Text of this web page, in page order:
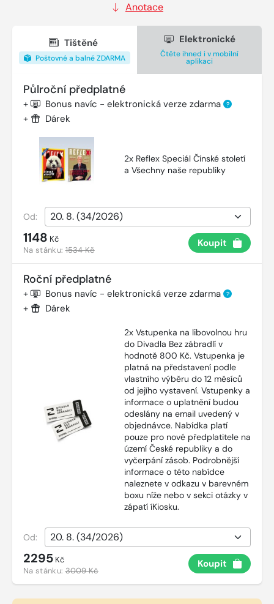
Anotace
Tištěné
Poštovné a balné ZDARMA
Elektronické
Čtěte ihned i v mobilní
aplikaci
Půlroční předplatné
+ Bonus navíc - elektronická verze zdarma ?
+ Dárek
2x Reflex Speciál Čínské století
a Všechny naše republiky
Od:
1148 Kč
Na stánku:1534 Kč
Koupit
Roční předplatné
+ Bonus navíc - elektronická verze zdarma ?
+ Dárek
2x Vstupenka na libovolnou hru
do Divadla Bez zábradlí v
hodnotě 800 Kč. Vstupenka je
platná na představení podle
vlastního výběru do 12 měsíců
od jejího vystavení. Vstupenky a
informace o uplatnění budou
odeslány na email uvedený v
objednávce. Nabídka platí
pouze pro nové předplatitele na
území České republiky a do
vyčerpání zásob. Podrobnější
informace o této nabídce
naleznete v odkazu v barevném
boxu níže nebo v sekci otázky v
zápatí íKiosku.
Od:
2295 Kč
Na stánku:3009 Kč
Koupit